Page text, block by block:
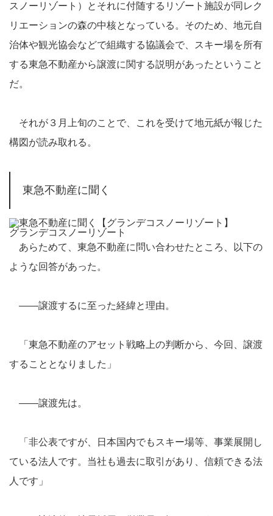
スノーリゾート）とそれに付随するリゾート施設が同レク
リエーションの森の中核となっている。そのため、地元自
治体や観光協会などで組織する協議会で、スキー場を所有
する東急不動産から譲渡に関する説明があったということ
だ。
それが３月上旬のことで、これを受けて地元紙が報じた
構図が読み取れる。
東急不動産に聞く
グランデコスノーリゾート
あらためて、東急不動産に問い合わせたところ、以下の
ような回答があった。
――譲渡するに至った経緯と理由。
「東急不動産のアセット戦略上の判断から、今回、譲渡
することとなりました」
――譲渡先は。
「非公表ですが、日本国内でもスキー場等、事業展開し
ている法人です。当社も過去に取引があり、信頼できる法
人です」